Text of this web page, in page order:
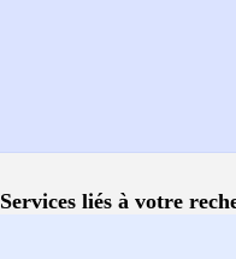
Services liés à votre